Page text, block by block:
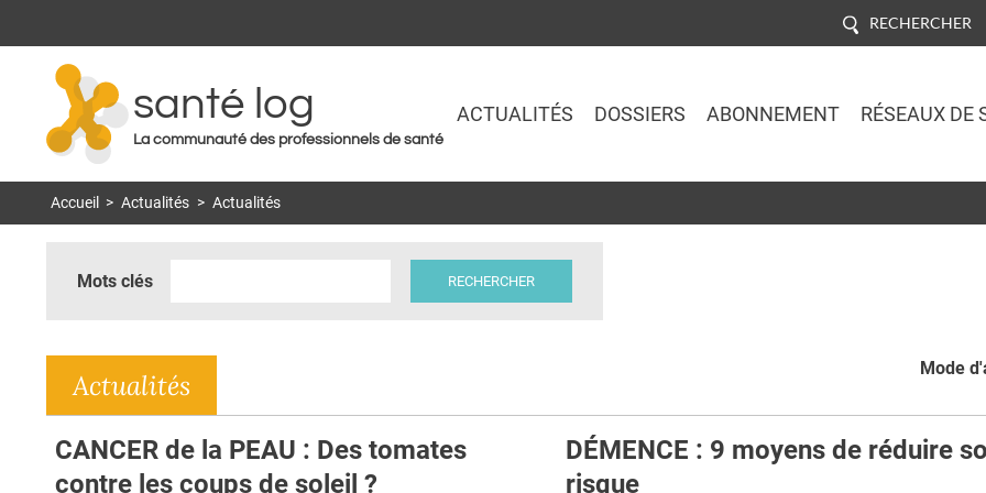
RECHERCHER
santé log
La communauté des professionnels de santé
ACTUALITÉS DOSSIERS ABONNEMENT RÉSEAUX DE
Accueil > Actualités > Actualités
Mots clés
Mode
Actualités
CANCER de la PEAU : Des tomates
contre les coups de soleil ?
DÉMENCE : 9 moyens de réduire
risque